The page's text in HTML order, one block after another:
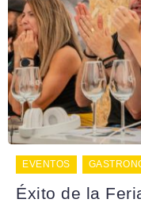
EVENTOS
Éxito de la